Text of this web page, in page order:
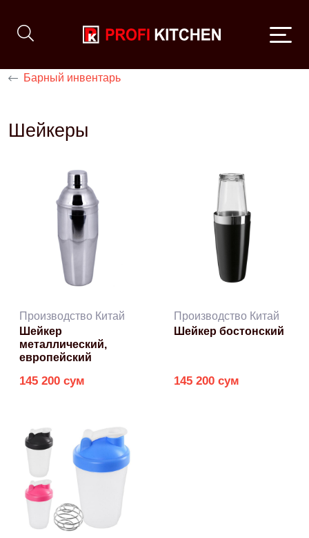
Барный инвентарь
Шейкеры
Производство Китай
Шейкер
металлический,
европейский
145 200 сум
Производство Китай
Шейкер бостонский
145 200 сум